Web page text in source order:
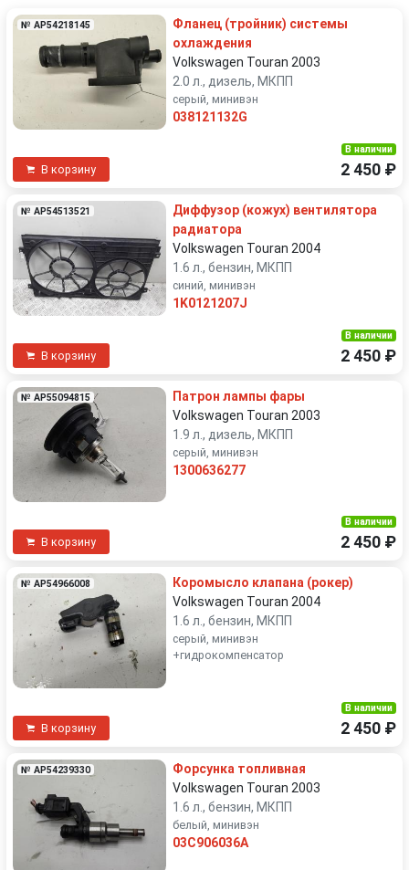
№ AP54218145
Фланец (тройник) системы
охлаждения
Volkswagen Touran 2003
2.0 л., дизель, МКПП
серый, минивэн
038121132G
В корзину
В наличии
2 450 ₽
№ AP54513521
Диффузор (кожух) вентилятора
радиатора
Volkswagen Touran 2004
1.6 л., бензин, МКПП
синий, минивэн
1K0121207J
В корзину
В наличии
2 450 ₽
№ AP55094815
Патрон лампы фары
Volkswagen Touran 2003
1.9 л., дизель, МКПП
серый, минивэн
1300636277
В корзину
В наличии
2 450 ₽
№ AP54966008
Коромысло клапана (рокер)
Volkswagen Touran 2004
1.6 л., бензин, МКПП
серый, минивэн
+гидрокомпенсатор
В корзину
В наличии
2 450 ₽
№ AP54239330
Форсунка топливная
Volkswagen Touran 2003
1.6 л., бензин, МКПП
белый, минивэн
03C906036A